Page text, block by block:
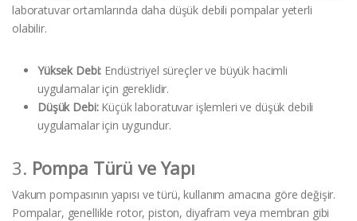
laboratuvar ortamlarında daha düşük debili pompalar yeterli
olabilir.
Yüksek Debi: Endüstriyel süreçler ve büyük hacimli
uygulamalar için gereklidir.
Düşük Debi:Küçük laboratuvar işlemleri ve düşük debili
uygulamalar için uygundur.
3. Pompa Türü ve Yapı
Vakum pompasının yapısı ve türü, kullanım amacına göre değişir.
Pompalar, genellikle rotor, piston, diyafram veya membran gibi